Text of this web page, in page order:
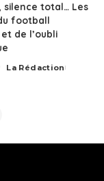
silence total… Les
football
de l’oubli
La Rédaction